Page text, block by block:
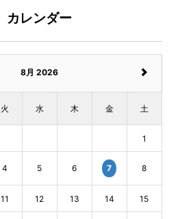
カレンダー
8月 2026
火 水 木 金 土
1
4 5 6 7 8
11 12 13 14 15